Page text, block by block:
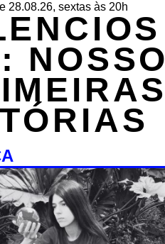
28.08.26, sextas às 20h
NOSSO